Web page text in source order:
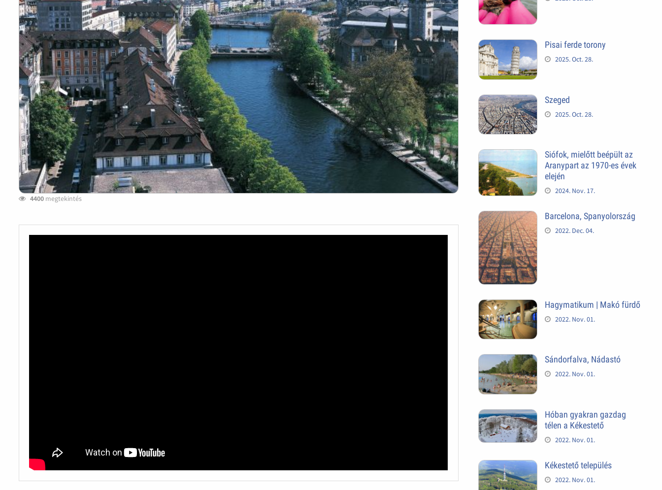
4400 megtekintés
Pisai ferde torony
2025. Oct. 28.
Szeged
2025. Oct. 28.
Siófok, mielőtt beépült az
Aranypart az 1970-es évek
elején
2024. Nov. 17.
Barcelona, Spanyolország
2022. Dec. 04.
Hagymatikum | Makó fürdő
2022. Nov. 01.
Sándorfalva, Nádastó
2022. Nov. 01.
Hóban gyakran gazdag
télen a Kékestető
2022. Nov. 01.
Kékestető település
2022. Nov. 01.